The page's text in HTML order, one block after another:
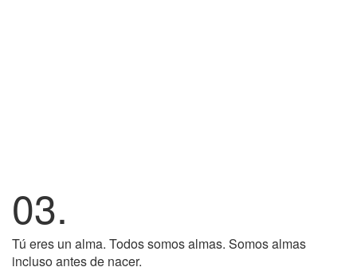
03.
Tú eres un alma. Todos somos almas. Somos almas
incluso antes de nacer.